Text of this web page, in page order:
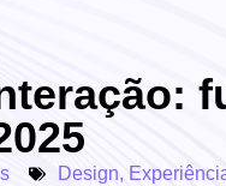
Design,